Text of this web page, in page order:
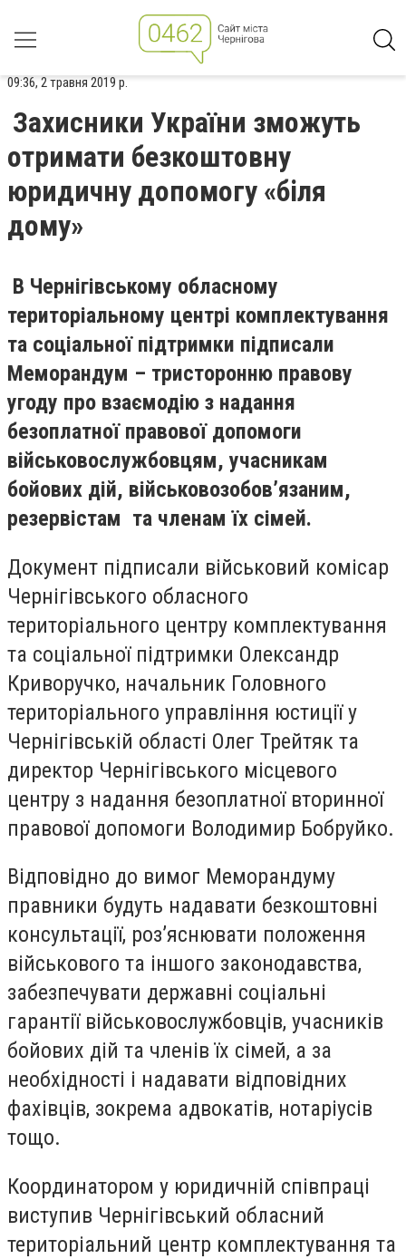
09:36, 2 травня 2019 р.
Захисники України зможуть
отримати безкоштовну
юридичну допомогу «біля
дому»
В Чернігівському обласному
територіальному центрі комплектування
та соціальної підтримки підписали
Меморандум – тристоронню правову
угоду про взаємодію з надання
безоплатної правової допомоги
військовослужбовцям, учасникам
бойових дій, військовозобов’язаним,
резервістам та членам їх сімей.
Документ підписали військовий комісар
Чернігівського обласного
територіального центру комплектування
та соціальної підтримки Олександр
Криворучко, начальник Головного
територіального управління юстиції у
Чернігівській області Олег Трейтяк та
директор Чернігівського місцевого
центру з надання безоплатної вторинної
правової допомоги Володимир Бобруйко.
Відповідно до вимог Меморандуму
правники будуть надавати безкоштовні
консультації, роз’яснювати положення
військового та іншого законодавства,
забезпечувати державні соціальні
гарантії військовослужбовців, учасників
бойових дій та членів їх сімей, а за
необхідності і надавати відповідних
фахівців, зокрема адвокатів, нотаріусів
тощо.
Координатором у юридичній співпраці
виступив Чернігівський обласний
територіальний центр комплектування та